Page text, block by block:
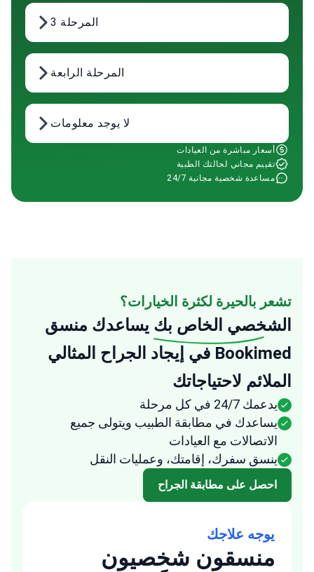
المرحلة 3
المرحلة الرابعة
لا يوجد معلومات
أسعار مباشرة من العيادات
تقييم مجاني لحالتك الطبية
مساعدة شخصية مجانية 24/7
تشعر بالحيرة لكثرة الخيارات؟
الشخصي الخاص بك يساعدك منسق
Bookimed في إيجاد الجراح المثالي
الملائم لاحتياجاتك
يدعمك 24/7 في كل مرحلة
يساعدك في مطابقة الطبيب ويتولى جميع
الاتصالات مع العيادات
ينسق سفرك، إقامتك، وعمليات النقل
احصل على مطابقة الجراح
يوجه علاجك
منسقون شخصيون